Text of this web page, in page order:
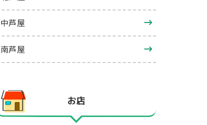
中芦屋
南芦屋
お店